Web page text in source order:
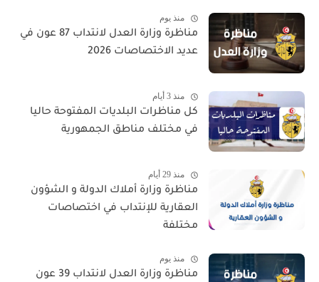
منذ يوم
مناظرة وزارة العدل لانتداب 87 عون في
عديد الاختصاصات 2026
منذ 3 أيام
كل مناظرات البلديات المفتوحة حاليا
في مختلف مناطق الجمهورية
منذ 29 أيام
مناظرة وزارة أملاك الدولة و الشؤون
العقارية للإنتداب في اختصاصات
مختلفة
منذ يوم
مناظرة وزارة العدل لانتداب 39 عون